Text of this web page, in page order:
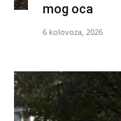
mog oca
6 kolovoza, 2026